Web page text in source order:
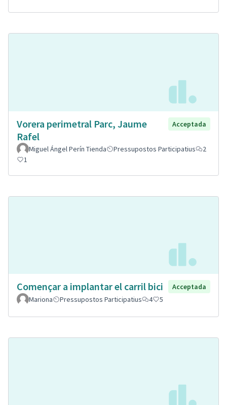
Vorera perimetral Parc, Jaume
Rafel
Acceptada
Miguel Ángel Perín Tienda Pressupostos Participatius
2
1
Començar a implantar el carril bici
Acceptada
Mariona
Pressupostos Participatius 4 5